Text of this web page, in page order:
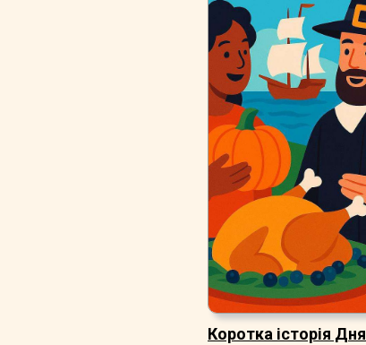
Коротка історія Дня